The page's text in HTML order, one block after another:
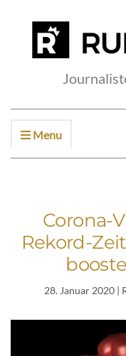
Menu
Corona-
Rekord-
28. Januar 2020 |